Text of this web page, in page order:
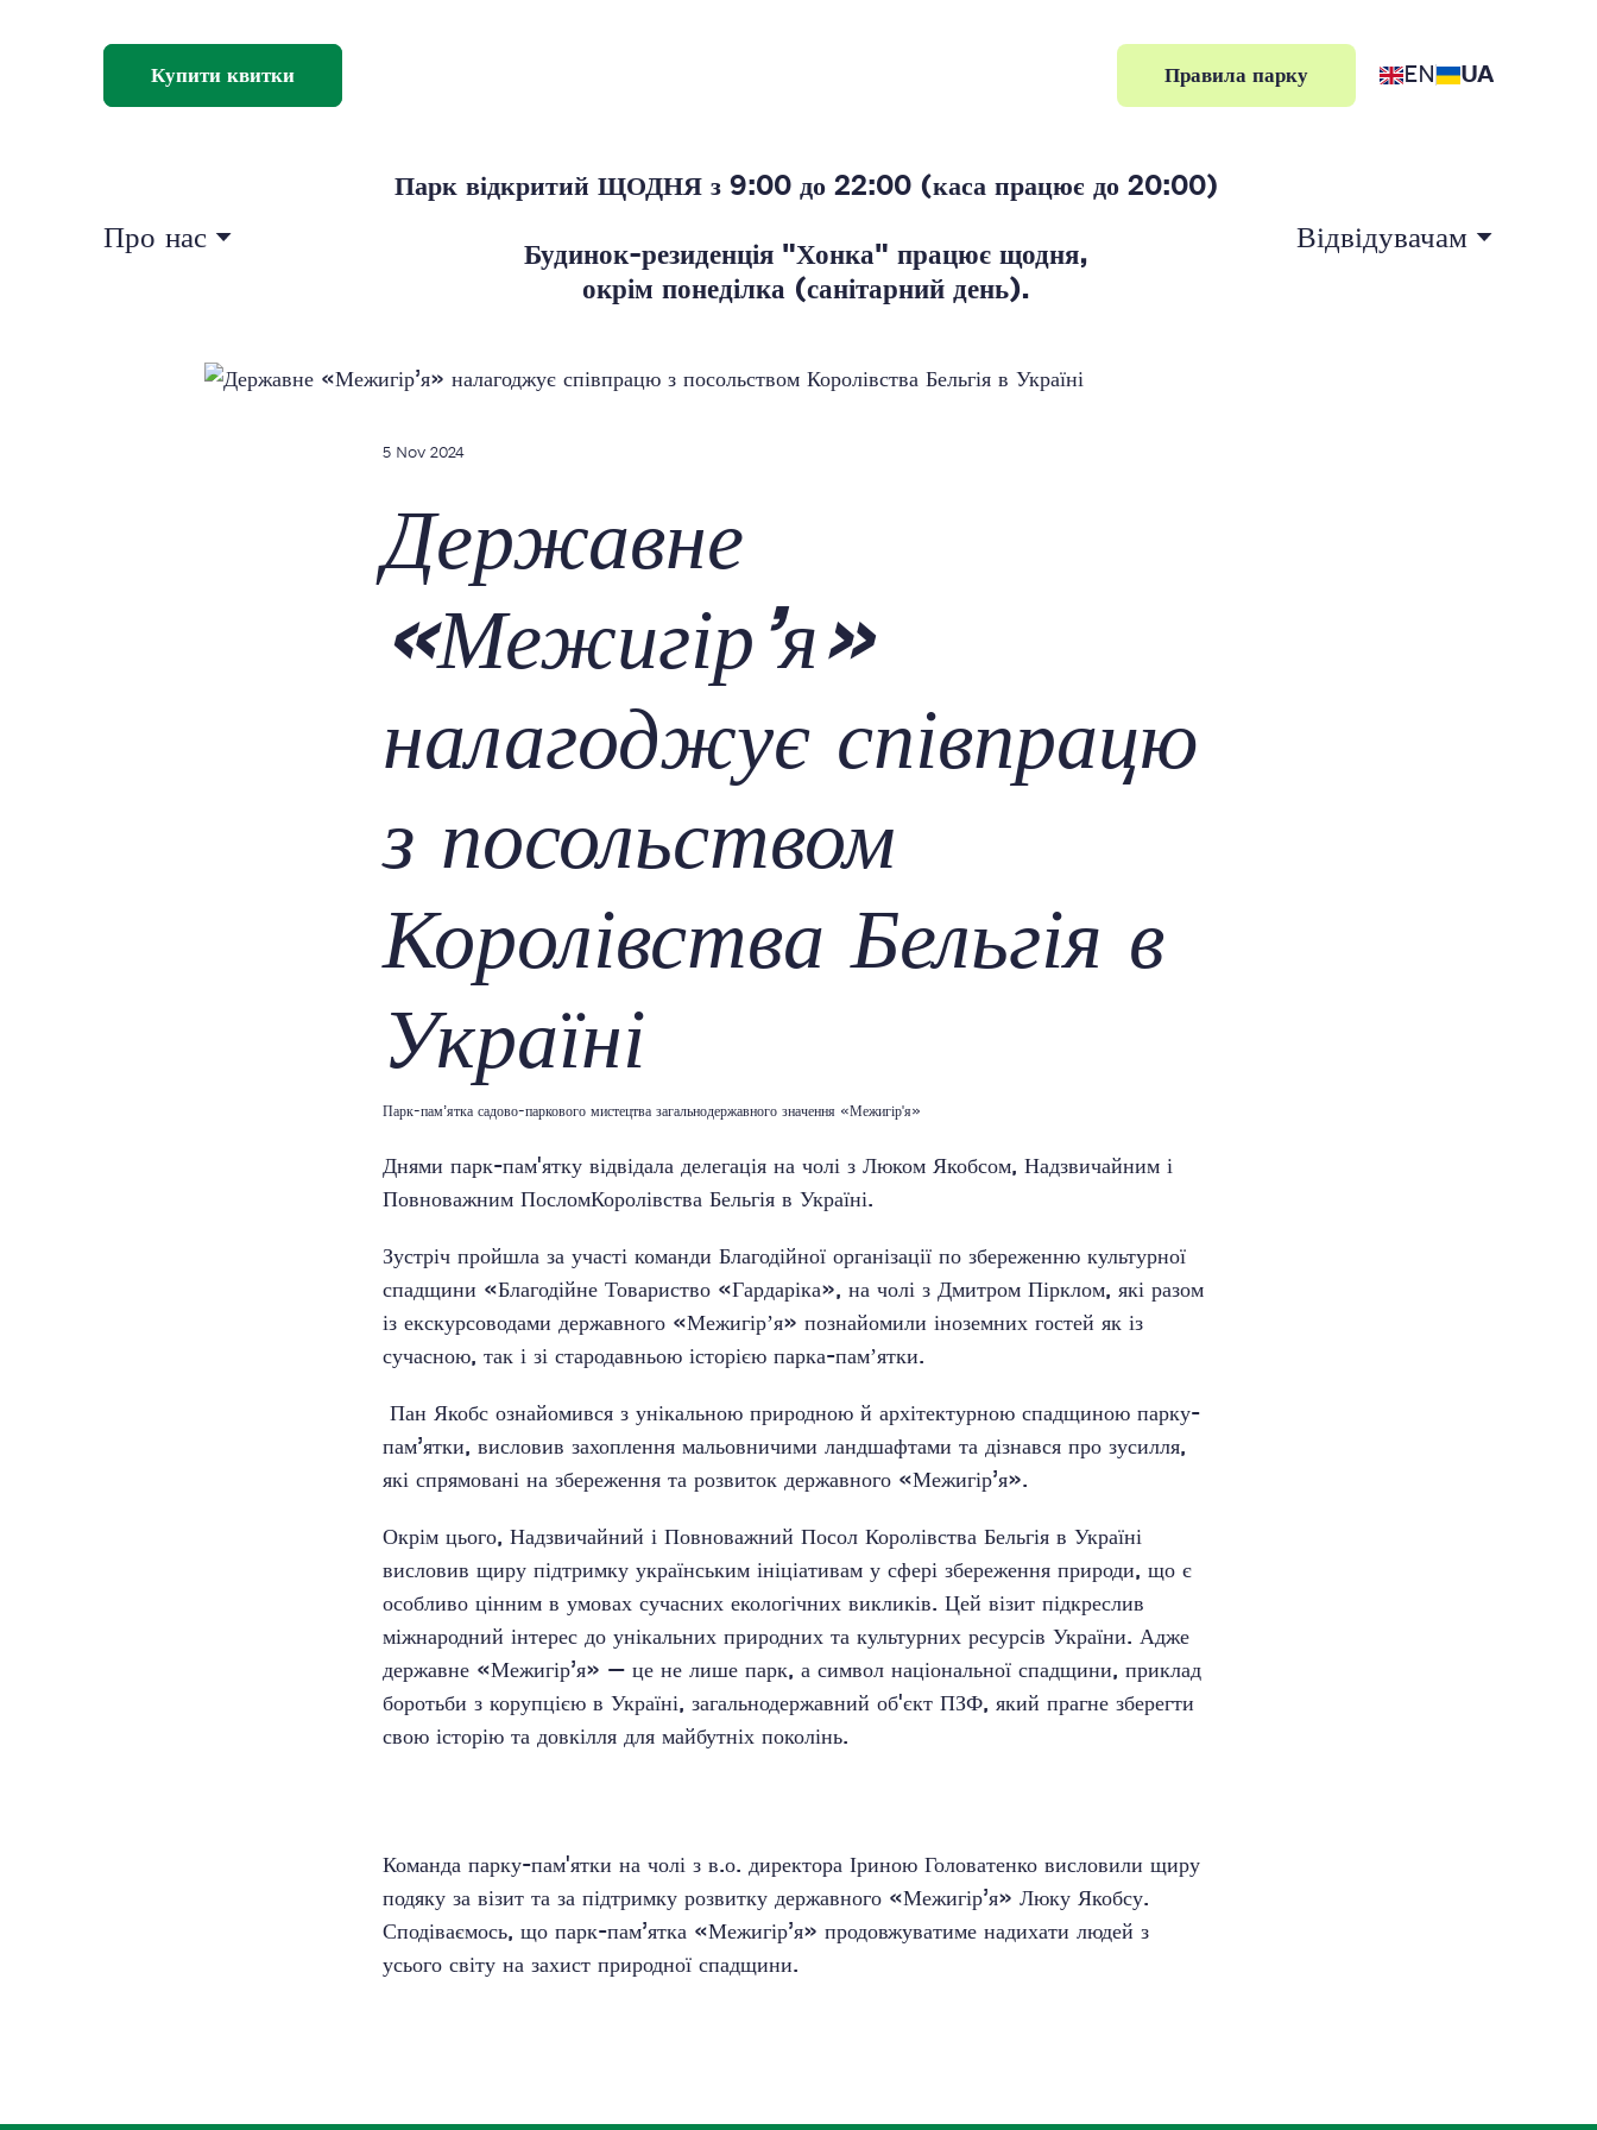
Купити квитки Правила парку EN UA
Про нас
Парк відкритий ЩОДНЯ з 9:00 до 22:00 (каса працює до 20:00)
Будинок-резиденція "Хонка" працює щодня,
окрім понеділка (санітарний день).
Відвідувачам
5 Nov 2024
Державне
«Межигір’я»
налагоджує співпрацю
з посольством
Королівства Бельгія в
Україні
Парк-пам’ятка садово-паркового мистецтва загальнодержавного значення «Межигір'я»
Днями парк-пам'ятку відвідала делегація на чолі з Люком Якобсом, Надзвичайним і
Повноважним ПосломКоролівства Бельгія в Україні.
Зустріч пройшла за участі команди Благодійної організації по збереженню культурної
спадщини «Благодійне Товариство «Гардаріка», на чолі з Дмитром Пірклом, які разом
із екскурсоводами державного «Межигірʼя» познайомили іноземних гостей як із
сучасною, так і зі стародавньою історією парка-памʼятки.
Пан Якобс ознайомився з унікальною природною й архітектурною спадщиною парку-
пам’ятки, висловив захоплення мальовничими ландшафтами та дізнався про зусилля,
які спрямовані на збереження та розвиток державного «Межигір’я».
Окрім цього, Надзвичайний і Повноважний Посол Королівства Бельгія в Україні
висловив щиру підтримку українським ініціативам у сфері збереження природи, що є
особливо цінним в умовах сучасних екологічних викликів. Цей візит підкреслив
міжнародний інтерес до унікальних природних та культурних ресурсів України. Адже
державне «Межигір’я» — це не лише парк, а символ національної спадщини, приклад
боротьби з корупцією в Україні, загальнодержавний об'єкт ПЗФ, який прагне зберегти
свою історію та довкілля для майбутніх поколінь.
Команда парку-пам'ятки на чолі з в.о. директора Іриною Головатенко висловили щиру
подяку за візит та за підтримку розвитку державного «Межигір’я» Люку Якобсу.
Сподіваємось, що парк-пам’ятка «Межигір’я» продовжуватиме надихати людей з
усього світу на захист природної спадщини.